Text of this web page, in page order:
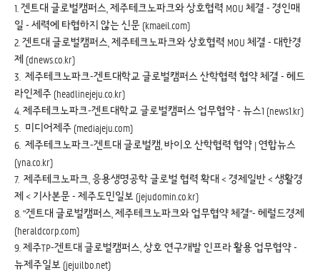
1.겐트대 글로벌캠퍼스, 제주테크노파크와 상호협력 MOU 체결 - 경인매
일 - 세력에 타협하지 않는 신문 (kmaeil.com)
2.겐트대 글로벌캠퍼스, 제주테크노파크와 상호협력 MOU 체결 - 대한경
제 (dnews.co.kr)
3. 제주테크노파크-겐트대학교 글로벌캠퍼스 산학협력 협약 체결 - 헤드
라인제주 (headlinejeju.co.kr)
4.제주테크노파크-겐트대학교 글로벌캠퍼스 업무협약 - 뉴스1 (news1.kr)
5. 미디어제주 (mediajeju.com)
6. 제주테크노파크-겐트대 글로벌캠, 바이오 산학협력 협약 | 연합뉴스
(yna.co.kr)
7. 제주테크노파크, 응용생명공학 글로벌 협력 확대 < 경제일반 < 생활경
제 < 기사본문 - 제주도민일보 (jejudomin.co.kr)
8."겐트대 글로벌캠퍼스, 제주테크노파크와 업무협약 체결"- 헤럴드경제
(heraldcorp.com)
9.제주TP-겐트대 글로벌캠퍼스, 상호 연구개발 인프라 활용 업무협약 -
뉴제주일보 (jejuilbo.net)